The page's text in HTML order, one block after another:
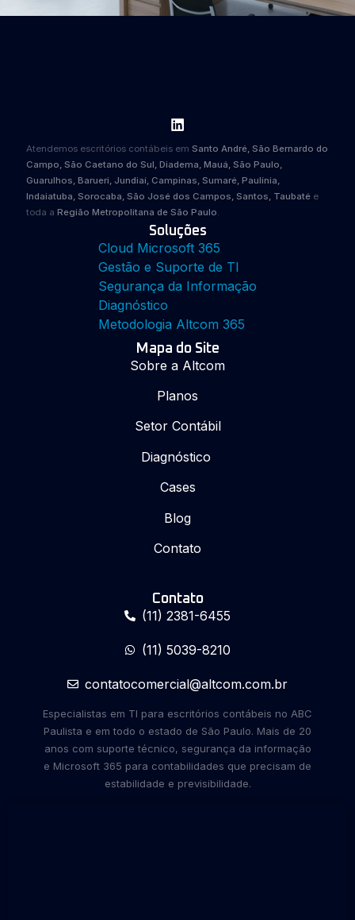
Atendemos escritórios contábeis em Santo André, São Bernardo do
Campo, São Caetano do Sul, Diadema, Mauá, São Paulo,
Guarulhos, Barueri, Jundiaí, Campinas, Sumaré, Paulínia,
Indaiatuba, Sorocaba, São José dos Campos, Santos, Taubaté e
toda a Região Metropolitana de São Paulo
Soluções
Cloud Microsoft 365
Gestão e Suporte de TI
Segurança da Informação
Diagnóstico
Metodologia Altcom 365
Mapa do Site
Sobre a Altcom
Planos
Setor Contábil
Diagnóstico
Cases
Blog
Contato
Contato
(11) 2381-6455
(11) 5039-8210
contatocomercial@altcom.com.br
Especialistas em TI para escritórios contábeis no ABC
Paulista e em todo o estado de São Paulo. Mais de 20
anos com suporte técnico, segurança da informação
e Microsoft 365 para contabilidades que precisam de
estabilidade e previsibilidade.